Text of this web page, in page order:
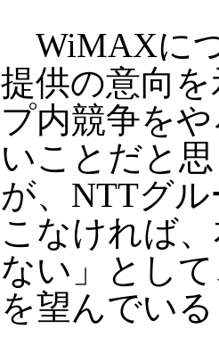
WiMAXに
提供の意向
プ内競争を
いことだと
が、NTTグ
こなければ
ない」とし
を望んでい